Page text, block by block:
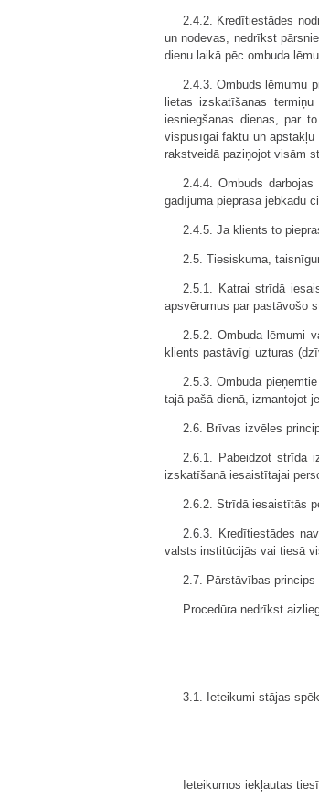
2.4.2. Kredītiestādes
un nodevas, nedrīkst
dienu laikā pēc ombuda
2.4.3. Ombuds lēmumu
lietas izskatīšanas
iesniegšanas dienas, par
vispusīgai faktu un
rakstveidā paziņojot visām
2.4.4. Ombuds
gadījumā pieprasa jebkādu
2.4.5. Ja klients to
2.5. Tiesiskuma,
2.5.1. Katrai strīdā
apsvērumus par pastāvošo
2.5.2. Ombuda lēmumi
klients pastāvīgi uzturas
2.5.3. Ombuda
tajā pašā dienā, izmantojot
2.6. Brīvas izvēles
2.6.1. Pabeidzot strīda
izskatīšanā iesaistītajai
2.6.2. Strīdā iesaistītās
2.6.3. Kredītiestādes
valsts institūcijās vai tiesā
2.7. Pārstāvības princips
Procedūra nedrīkst
3.1. Ieteikumi stājas
Ieteikumos iekļautas